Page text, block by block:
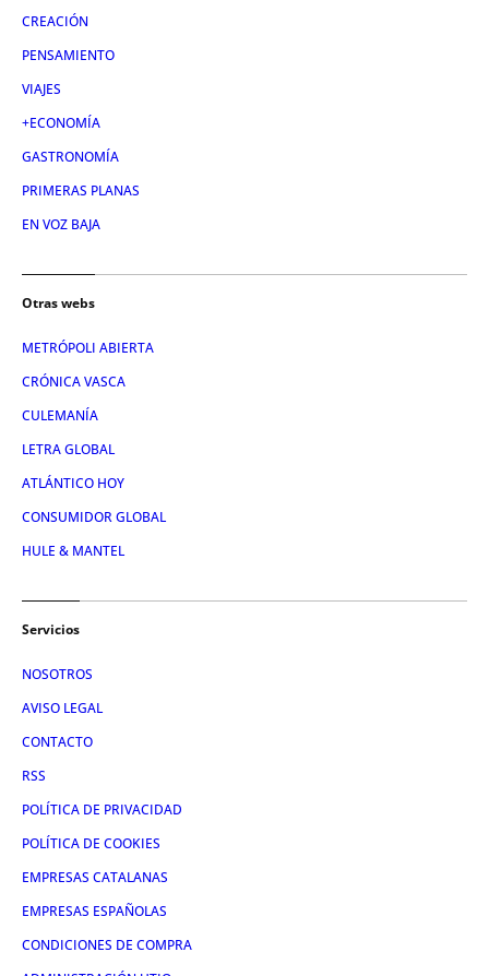
CREACIÓN
PENSAMIENTO
VIAJES
+ECONOMÍA
GASTRONOMÍA
PRIMERAS PLANAS
EN VOZ BAJA
Otras webs
METRÓPOLI ABIERTA
CRÓNICA VASCA
CULEMANÍA
LETRA GLOBAL
ATLÁNTICO HOY
CONSUMIDOR GLOBAL
HULE & MANTEL
Servicios
NOSOTROS
AVISO LEGAL
CONTACTO
RSS
POLÍTICA DE PRIVACIDAD
POLÍTICA DE COOKIES
EMPRESAS CATALANAS
EMPRESAS ESPAÑOLAS
CONDICIONES DE COMPRA